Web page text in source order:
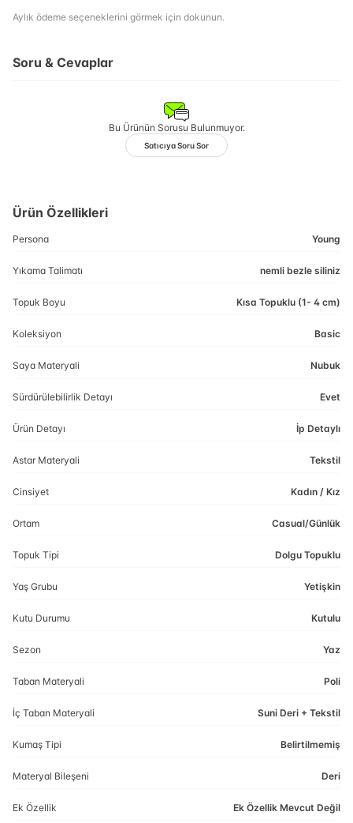
Aylık ödeme seçeneklerini görmek için dokunun.
Soru & Cevaplar
Bu Ürünün Sorusu Bulunmuyor.
Satıcıya Soru Sor
Ürün Özellikleri
Persona Young
Yıkama Talimatı nemli bezle siliniz
Topuk Boyu Kısa Topuklu (1- 4 cm)
Koleksiyon Basic
Saya Materyali Nubuk
Sürdürülebilirlik Detayı Evet
Ürün Detayı İp Detaylı
Astar Materyali Tekstil
Cinsiyet Kadın / Kız
Ortam Casual/Günlük
Topuk Tipi Dolgu Topuklu
Yaş Grubu Yetişkin
Kutu Durumu Kutulu
Sezon Yaz
Taban Materyali Poli
İç Taban Materyali Suni Deri + Tekstil
Kumaş Tipi Belirtilmemiş
Materyal Bileşeni Deri
Ek Özellik Ek Özellik Mevcut Değil